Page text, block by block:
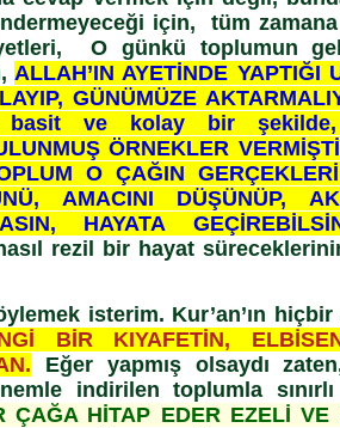
için, tüm
O günkü toplumun
ALLAH’IN AYETİNDE YAPTIĞI
GÜNÜMÜZE
basit ve kolay bir şekilde,
ÖRNEKLER
O ÇAĞIN GERÇEKLERİ
AMACINI DÜŞÜNÜP,
HAYATA
rezil bir hayat
isterim. Kur’an’ın
BİR KIYAFETİN,
Eğer yapmış olsaydı
indirilen toplumla
ÇAĞA HİTAP EDER EZELİ VE